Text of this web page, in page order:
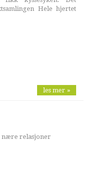
Hele hjertet
les mer »
nære relasjoner